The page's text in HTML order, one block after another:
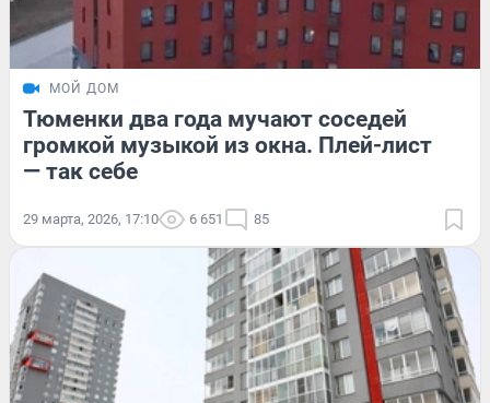
МОЙ ДОМ
Тюменки два года мучают соседей
громкой музыкой из окна. Плей-лист
— так себе
29 марта, 2026, 17:10 6 651 85